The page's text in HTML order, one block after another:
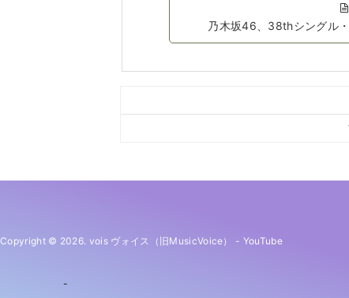
乃木坂46、38thシングル
Copyright © 2026. vois ヴォイス（旧MusicVoice） - YouTube
-